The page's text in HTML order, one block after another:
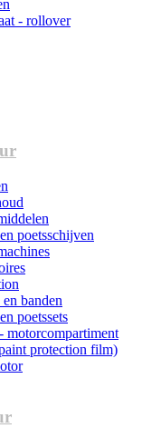
- rollover
poetsschijven
banden
poetssets
motorcompartiment
protection film)